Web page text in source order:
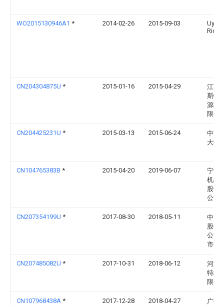
WO2015130946A1 * 2014-02-26 2015-09-03
Uys
CN204304875U * 2015-01-16 2015-04-29
江苏
斯特
源科
限公
CN204425231U * 2015-03-13 2015-06-24
中南
大学
CN104765383B * 2015-04-20 2019-06-07
宁波
机械
股份
公司
CN207354199U * 2017-08-30 2018-05-11
中国
股份
公司
市分
CN207485082U * 2017-10-31 2018-06-12
河北
特塔
限公
CN107968438A * 2017-12-28 2018-04-27
广州